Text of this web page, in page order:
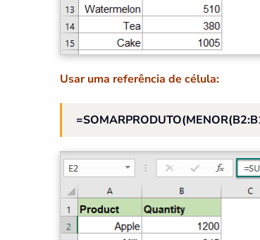
Usar uma referência de célula: